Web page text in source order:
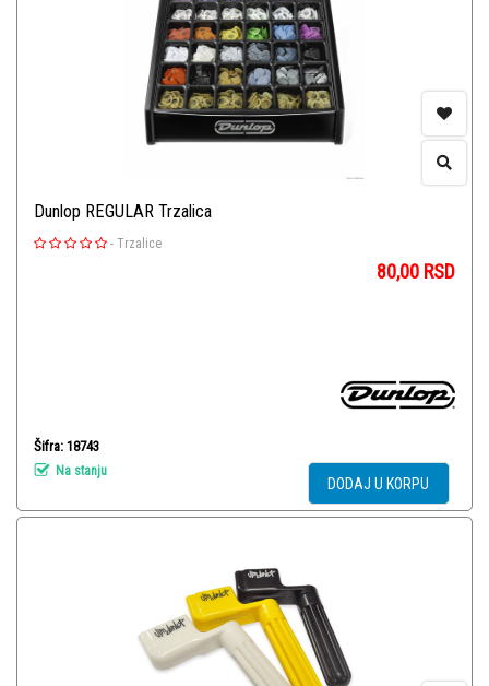
Dunlop REGULAR Trzalica
- Trzalice
80,00 RSD
Šifra: 18743
Na stanju
DODAJ U KORPU